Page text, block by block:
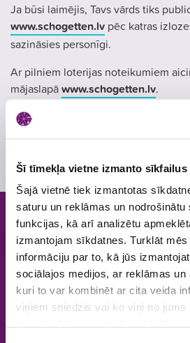
Šī tīmekļa vietne izmanto sīkfailus
Šajā vietnē tiek izmantotas
saturu un reklāmas un nodrošinātu
funkcijas, kā arī analizētu
izmantojam sīkdatnes. Turklāt mēs
informāciju par to, kā jūs
sociālajos medijos, ar reklāmas un
kuri to var kombinēt ar cita veida
viņiem sniedzis vai ko viņi no jums
Ja būsi laimējis, Tavs vārds tiks
www.schogetten.lv pēc katras
sazināsies personīgi.
Ar pilniem loterijas noteikumiem
mājaslapāwww.schogetten.lv.
Atļaujas Nr.
Skatītloterijas noteikumus
Loterijas periods1. decembris, 2014
Cilvēkiem patīk
un mums tās
ORGANIZĒJĀM
1859
loterijas
IEPRIECINĀJĀM
149 693
laimētājus